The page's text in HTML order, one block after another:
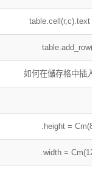
table.cell(r,c).text =
table.add_row()
如何在儲存格中插入
.height = Cm(8)
.width = Cm(12)